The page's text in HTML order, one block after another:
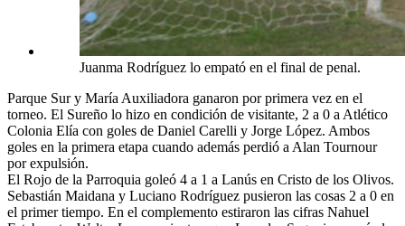
Juanma Rodríguez lo empató en el final de penal.
Parque Sur y María Auxiliadora ganaron por primera vez en el
torneo. El Sureño lo hizo en condición de visitante, 2 a 0 a Atlético
Colonia Elía con goles de Daniel Carelli y Jorge López. Ambos
goles en la primera etapa cuando además perdió a Alan Tournour
por expulsión.
El Rojo de la Parroquia goleó 4 a 1 a Lanús en Cristo de los Olivos.
Sebastián Maidana y Luciano Rodríguez pusieron las cosas 2 a 0 en
el primer tiempo. En el complemento estiraron las cifras Nahuel